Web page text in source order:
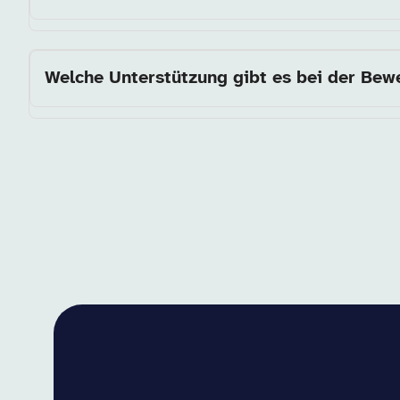
Welche Unterstützung gibt es bei der